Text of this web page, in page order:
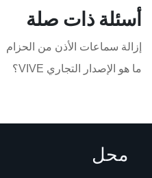
أسئلة ذات صلة
إزالة سماعات الأذن من الحزام
ما هو الإصدار التجاري VIVE؟
محل